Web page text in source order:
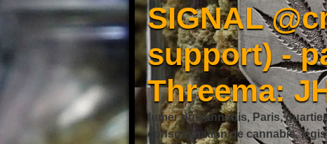
SIGNAL
support) -
Threema:
fumer du cannabis, Paris,
consommation de cannabis,